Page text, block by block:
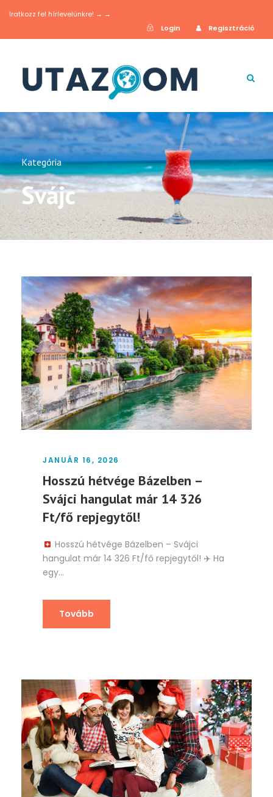
Iratkozz fel hírlevelünkre! → →
Login
Regisztráció
Kategória
Svájc
JANUÁR 16, 2026
Hosszú hétvége Bázelben –
Svájci hangulat már 14 326
Ft/fő repjegytől!
Hosszú hétvége Bázelben – Svájci
hangulat már 14 326 Ft/fő repjegytől! ✈️ Ha
egy...
Tovább